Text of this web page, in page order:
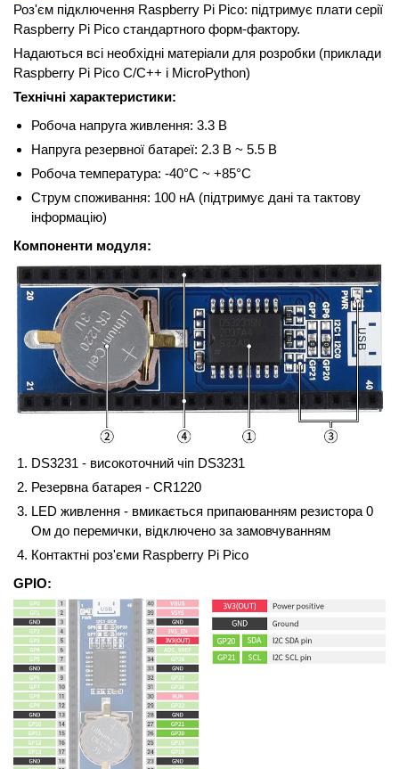
Роз'єм підключення Raspberry Pi Pico: підтримує плати серії
Raspberry Pi Pico стандартного форм-фактору.
Надаються всі необхідні матеріали для розробки (приклади
Raspberry Pi Pico C/C++ і MicroPython)
Технічні характеристики:
Робоча напруга живлення: 3.3 В
Напруга резервної батареї: 2.3 В ~ 5.5 В
Робоча температура: -40°C ~ +85°C
Струм споживання: 100 нА (підтримує дані та тактову
інформацію)
Компоненти модуля:
DS3231 - високоточний чіп DS3231
Резервна батарея - CR1220
LED живлення - вмикається припаюванням резистора 0
Ом до перемички, відключено за замовчуванням
Контактні роз'єми Raspberry Pi Pico
GPIO: